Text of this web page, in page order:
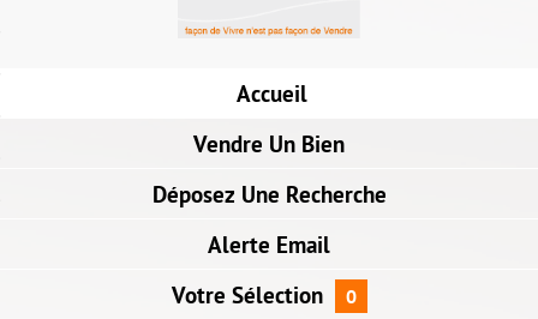
Accueil
Vendre Un Bien
Déposez Une Recherche
Alerte Email
Votre Sélection 0